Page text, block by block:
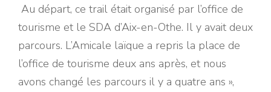
Au départ, ce trail était organisé par l’office de
tourisme et le SDA d’Aix-en-Othe. Il y avait deux
parcours. L’Amicale laïque a repris la place de
l’office de tourisme deux ans après, et nous
avons changé les parcours il y a quatre ans »,